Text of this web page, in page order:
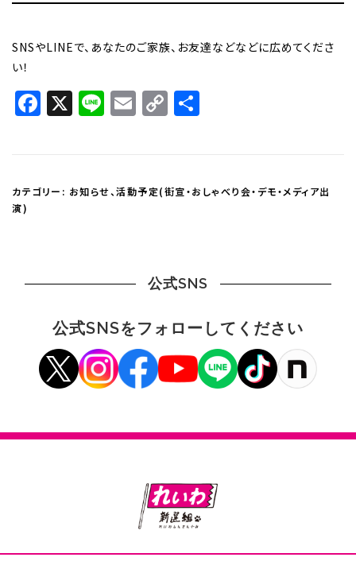
SNSやLINEで、あなたのご家族、お友達などなどに広めてくださ
い！
Facebook
X LineEmail
Copy
カテゴリー: お知らせ、活動予定(街宣・おしゃべり会・デモ・メディア出
演)
公式SNS
公式SNSをフォローしてください